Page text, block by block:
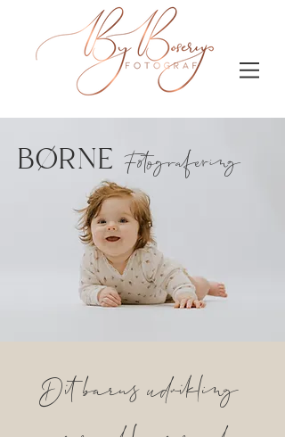
BØRNE Fotografering
Dit barns udvikling